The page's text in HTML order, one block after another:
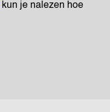
kun je nalezen hoe